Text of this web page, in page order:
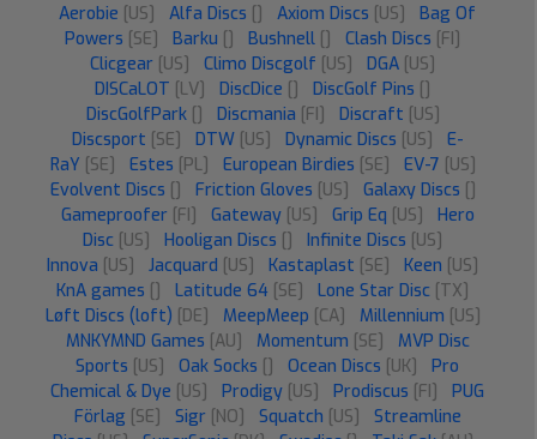
Aerobie [US] Alfa Discs [] Axiom Discs [US]
Bag Of
Powers [SE] Barku [] Bushnell [] Clash Discs [FI]
Clicgear [US] Climo Discgolf [US] DGA [US]
DISCaLOT [LV] DiscDice [] DiscGolf Pins []
DiscGolfPark [] Discmania [FI] Discraft [US]
Discsport [SE] DTW [US] Dynamic Discs [US]
E-
RaY [SE] Estes [PL] European Birdies [SE] EV-7 [US]
Evolvent Discs [] Friction Gloves [US] Galaxy Discs []
Gameproofer [FI] Gateway [US] Grip Eq [US]
Hero
Disc [US] Hooligan Discs [] Infinite Discs [US]
Innova [US] Jacquard [US] Kastaplast [SE] Keen [US]
KnA games [] Latitude 64 [SE] Lone Star Disc [TX]
Løft Discs (loft) [DE] MeepMeep [CA] Millennium [US]
MNKYMND Games [AU] Momentum [SE]
MVP Disc
Sports [US] Oak Socks [] Ocean Discs [UK]
Pro
Chemical & Dye [US] Prodigy [US] Prodiscus [FI]
PUG
Förlag [SE] Sigr [NO] Squatch [US]
Streamline